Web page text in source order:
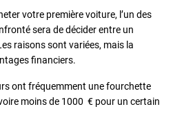
votre première voiture, l’un des
sera de décider entre un
raisons sont variées, mais la
financiers.
ont fréquemment une fourchette
moins de 1000 € pour un certain